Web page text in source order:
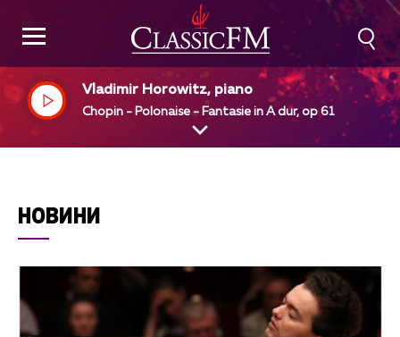
Vladimir Horowitz, piano
Chopin - Polonaise - Fantasie in A dur, op 61
НОВИНИ